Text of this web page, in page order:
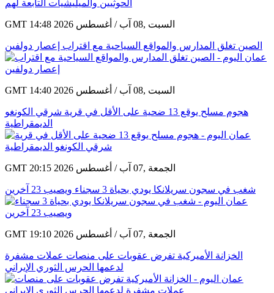
GMT 14:48 2026 السبت ,08 آب / أغسطس
الصين تغلق المدارس والمواقع السياحية مع اقتراب إعصار دولفين
GMT 14:40 2026 السبت ,08 آب / أغسطس
هجوم مسلح يوقع 13 ضحية على الأقل في قرية شرقي الكونغو
الديمقراطية
GMT 20:15 2026 الجمعة ,07 آب / أغسطس
شغب في سجون سريلانكا يودي بحياة 3 سجناء ويصيب 23 آخرين
GMT 19:10 2026 الجمعة ,07 آب / أغسطس
الخزانة الأميركية تفرض عقوبات على منصات عملات مشفرة
لدعمها الحرس الثوري الإيراني